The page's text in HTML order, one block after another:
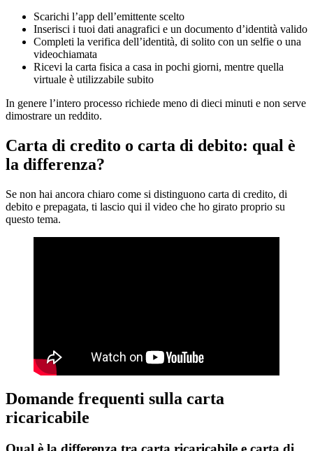
Scarichi l’app dell’emittente scelto
Inserisci i tuoi dati anagrafici e un documento d’identità valido
Completi la verifica dell’identità, di solito con un selfie o una
videochiamata
Ricevi la carta fisica a casa in pochi giorni, mentre quella
virtuale è utilizzabile subito
In genere l’intero processo richiede meno di dieci minuti e non serve
dimostrare un reddito.
Carta di credito o carta di debito: qual è
la differenza?
Se non hai ancora chiaro come si distinguono carta di credito, di
debito e prepagata, ti lascio qui il video che ho girato proprio su
questo tema.
Domande frequenti sulla carta
ricaricabile